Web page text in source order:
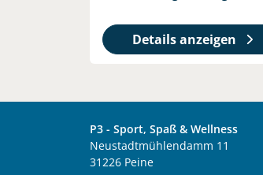
Details anzeigen
P3 - Sport, Spaß & Wellness
Neustadtmühlendamm 11
31226 Peine